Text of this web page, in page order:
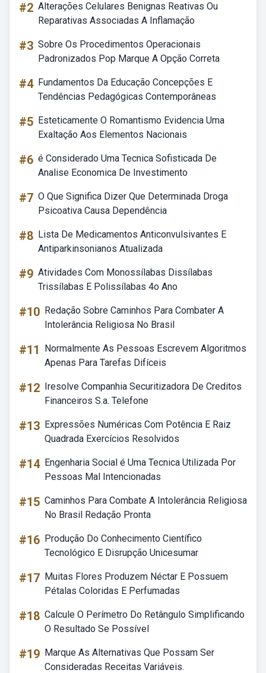
#2 Alterações Celulares Benignas Reativas Ou
Reparativas Associadas A Inflamação
#3 Sobre Os Procedimentos Operacionais
Padronizados Pop Marque A Opção Correta
#4 Fundamentos Da Educação Concepções E
Tendências Pedagógicas Contemporâneas
#5 Esteticamente O Romantismo Evidencia Uma
Exaltação Aos Elementos Nacionais
#6 é Considerado Uma Tecnica Sofisticada De
Analise Economica De Investimento
#7 O Que Significa Dizer Que Determinada Droga
Psicoativa Causa Dependência
#8 Lista De Medicamentos Anticonvulsivantes E
Antiparkinsonianos Atualizada
#9 Atividades Com Monossílabas Dissílabas
Trissílabas E Polissílabas 4o Ano
#10 Redação Sobre Caminhos Para Combater A
Intolerância Religiosa No Brasil
#11
Normalmente As Pessoas Escrevem Algoritmos
Apenas Para Tarefas Difíceis
#12 Iresolve Companhia Securitizadora De Creditos
Financeiros S.a. Telefone
#13 Expressões Numéricas Com Potência E Raiz
Quadrada Exercícios Resolvidos
#14 Engenharia Social é Uma Tecnica Utilizada Por
Pessoas Mal Intencionadas
#15 Caminhos Para Combate A Intolerância Religiosa
No Brasil Redação Pronta
#16 Produção Do Conhecimento Científico
Tecnológico E Disrupção Unicesumar
#17 Muitas Flores Produzem Néctar E Possuem
Pétalas Coloridas E Perfumadas
#18 Calcule O Perímetro Do Retângulo Simplificando
O Resultado Se Possível
#19 Marque As Alternativas Que Possam Ser
Consideradas Receitas Variáveis.